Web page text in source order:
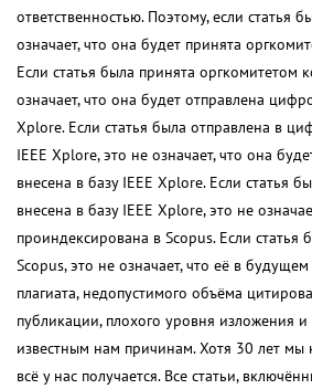
ответственностью. Поэтому, если статья
означает, что она будет принята
Если статья была принята оргкомитетом
означает, что она будет отправлена
Xplore. Если статья была отправлена в
IEEE Xplore, это не означает, что она
внесена в базу IEEE Xplore. Если статья
внесена в базу IEEE Xplore, это не
проиндексирована в Scopus. Если статья
Scopus, это не означает, что её в
плагиата, недопустимого объёма
публикации, плохого уровня изложения
известным нам причинам. Хотя 30 лет мы
всё у нас получается. Все статьи,